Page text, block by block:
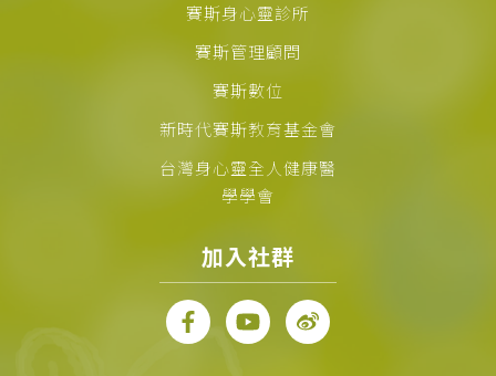
賽斯身心靈診所
賽斯管理顧問
賽斯數位
新時代賽斯教育基金會
台灣身心靈全人健康醫
學學會
加入社群